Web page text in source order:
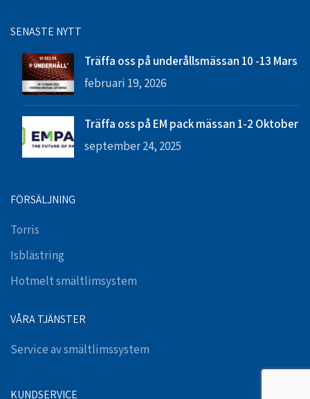
SENASTE NYTT
Träffa oss på underållsmässan 10 -13 Mars
februari 19, 2026
Träffa oss på EM pack mässan 1-2 Oktober
september 24, 2025
FÖRSÄLJNING
Torris
Isblästring
Hotmelt smältlimsystem
VÅRA TJÄNSTER
Service av smältlimssystem
KUNDSERVICE